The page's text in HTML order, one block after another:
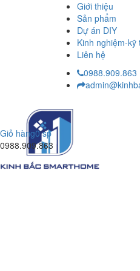
Giới thiệu
Sản phẩm
Dự án DIY
Kinh nghiệm-kỹ
Liên hệ
0988.909.863
Giỏ hàng0 sp
0988.909.863